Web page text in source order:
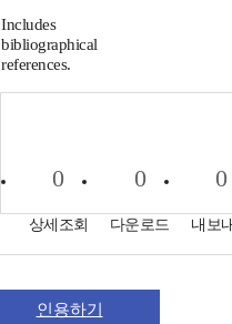
Includes
bibliographical
references.
0
상세조회
0
다운로드
0
내보
인용하기